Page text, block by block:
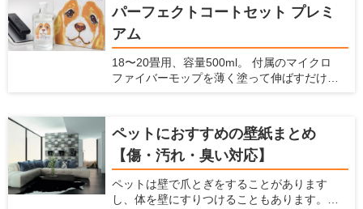
パーフェクトコートセット プレミ
アム
18〜20畳用、容量500ml。 付属のマイクロ
ファイバーモップを薄く塗って伸ばすだけで
す。また、床・壁・家具のキズ・汚れを防止
できます。 ナノコンポジット技術による「ガ
ラスの薄膜」が、床・壁・家具などの表面を
コーティング。塗るだけで床の滑りを防ぎ、
キズ・汚れから守ります。 従来品より防滑性
能30％向上。 メンテナンス不要で、長期間効
ペットにおすすめの壁紙まとめ
【傷・汚れ・臭い対応】
ペットは壁で爪とぎをすることがあります
し、体を壁にすりつけることもあります。ま